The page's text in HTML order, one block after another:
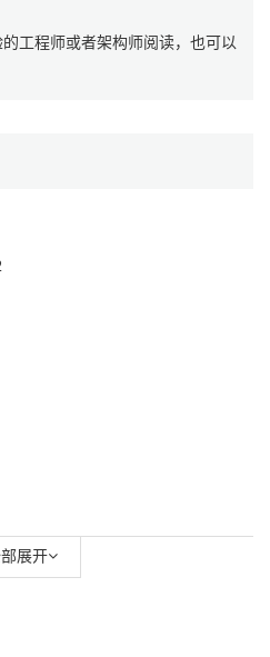
工程师或者架构师阅读，也可以
展开